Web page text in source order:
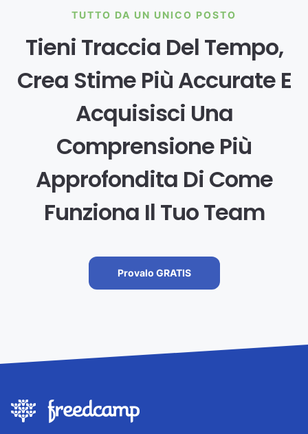
TUTTO DA UN UNICO POSTO
Tieni Traccia Del Tempo,
Crea Stime Più Accurate E
Acquisisci Una
Comprensione Più
Approfondita Di Come
Funziona Il Tuo Team
Provalo GRATIS